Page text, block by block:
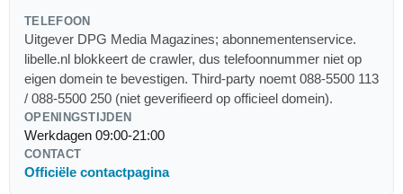
TELEFOON
Uitgever DPG Media Magazines; abonnementenservice.
libelle.nl blokkeert de crawler, dus telefoonnummer niet op
eigen domein te bevestigen. Third-party noemt 088-5500 113
/ 088-5500 250 (niet geverifieerd op officieel domein).
OPENINGSTIJDEN
Werkdagen 09:00-21:00
CONTACT
Officiële contactpagina